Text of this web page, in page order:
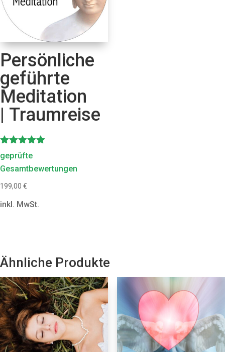
Persönliche
geführte
Meditation
| Traumreise
Bewertet
mit
5.00
geprüfte
Gesamtbewertungen
199,00 €
inkl. MwSt.
Ähnliche Produkte